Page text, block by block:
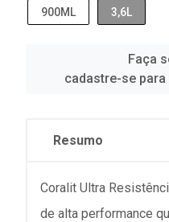
900ML 3,6L
Faça
cadastre-se
Resumo
Coralit Ultra
de alta performance